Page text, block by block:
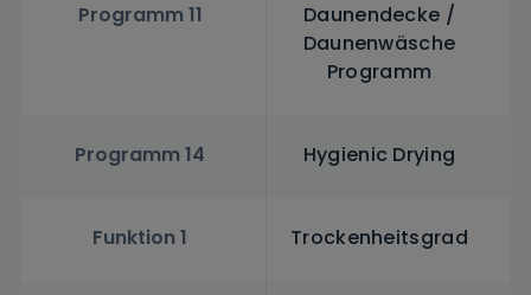
Programm 11
Daunendecke /
Daunenwäsche
Programm
Programm 14 Hygienic Drying
Funktion 1 Trockenheitsgrad